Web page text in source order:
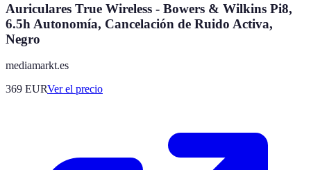
Auriculares True Wireless - Bowers & Wilkins Pi8,
6.5h Autonomía, Cancelación de Ruido Activa,
Negro
mediamarkt.es
369 EURVer el precio